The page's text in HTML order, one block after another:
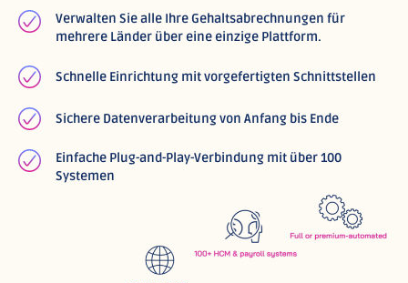
Verwalten Sie alle Ihre Gehaltsabrechnungen für
mehrere Länder über eine einzige Plattform.
Schnelle Einrichtung mit vorgefertigten Schnittstellen
Sichere Datenverarbeitung von Anfang bis Ende
Einfache Plug-and-Play-Verbindung mit über 100
Systemen